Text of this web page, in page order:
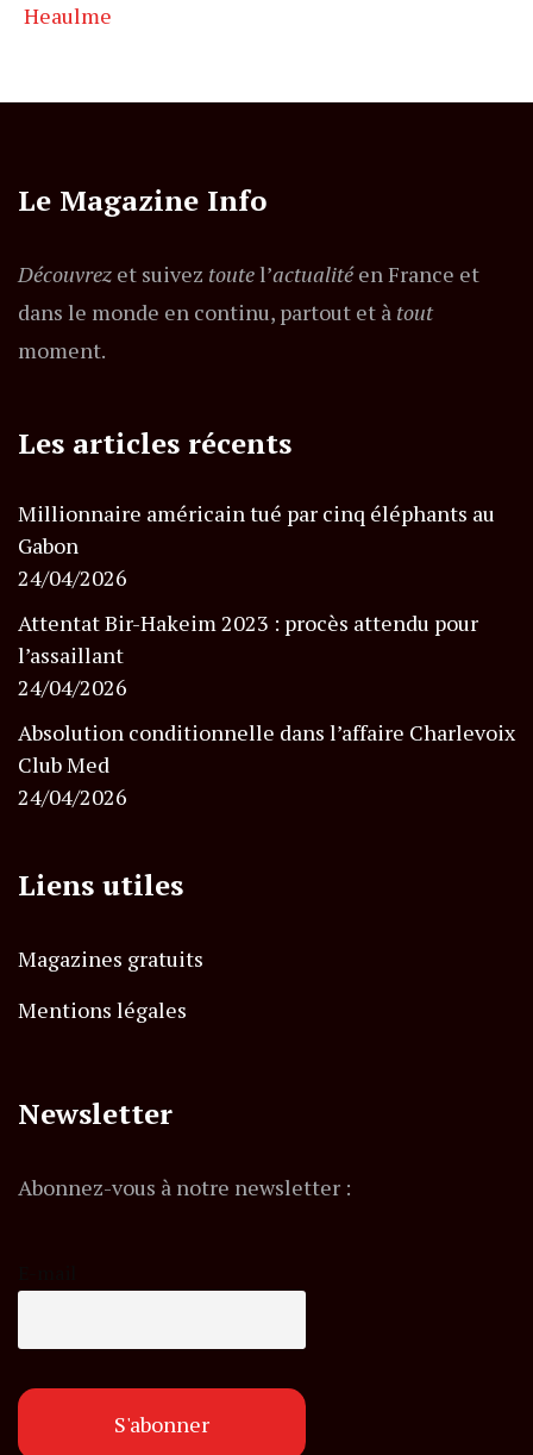
Heaulme
Le Magazine Info
Découvrez et suivez toutel’actualitéen France et
dans le monde en continu, partout et à tout
moment.
Les articles récents
Millionnaire américain tué par cinq éléphants au
Gabon
24/04/2026
Attentat Bir-Hakeim 2023 : procès attendu pour
l’assaillant
24/04/2026
Absolution conditionnelle dans l’affaire Charlevoix
Club Med
24/04/2026
Liens utiles
Magazines gratuits
Mentions légales
Newsletter
Abonnez-vous à notre newsletter :